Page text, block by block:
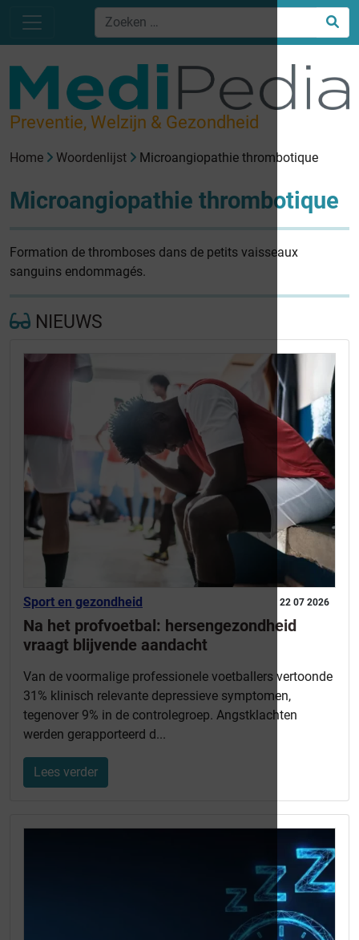
Preventie, Welzijn & Gezondheid
Home Woordenlijst Microangiopathie thrombotique
Microangiopathie thrombotique
Formation de thromboses dans de petits vaisseaux
sanguins endommagés.
NIEUWS
22 07 2026
Sport en gezondheid
Na het profvoetbal: hersengezondheid
vraagt blijvende aandacht
Van de voormalige professionele voetballers vertoonde
31% klinisch relevante depressieve symptomen,
tegenover 9% in de controlegroep. Angstklachten
werden gerapporteerd d...
Lees verder